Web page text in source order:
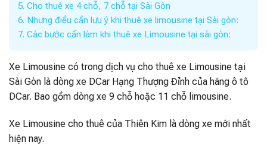
5. Cho thuê xe 4 chỗ, 7 chỗ tại Sài Gòn
6. Nhưng điều cần lưu ý khi thuê xe limousine tại Sài gòn:
7. Các bước cần làm khi thuê xe Limousine tại sài gòn:
Xe Limousine có trong dịch vụ cho thuê xe Limousine tại
Sài Gòn là dòng xe DCar Hạng Thượng Đỉnh của hãng ô tô
DCar. Bao gồm dòng xe 9 chỗ hoặc 11 chỗ limousine.
Xe Limousine cho thuê của Thiên Kim là dòng xe mới nhất
hiện nay.